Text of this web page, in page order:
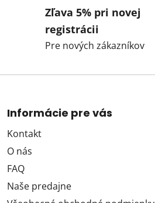
Zľava 5% pri novej
registrácii
Pre nových zákazníkov
Informácie pre vás
Kontakt
O nás
FAQ
Naše predajne